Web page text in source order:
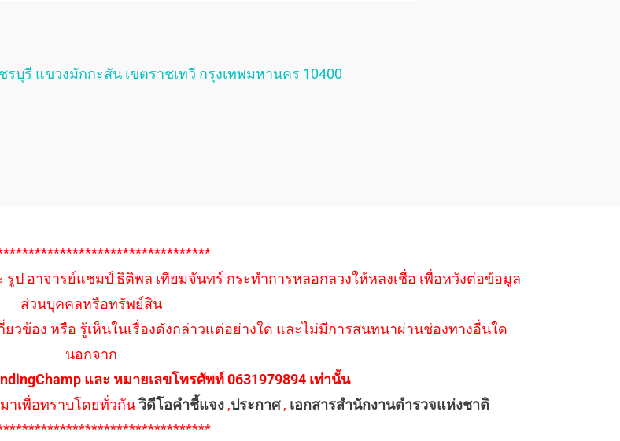
รบุรี แขวงมักกะสัน เขตราชเทวี กรุงเทพมหานคร 10400
อาจารย์แชมป์ ธิติพล เทียมจันทร์ กระทำการหลอกลวงให้หลงเชื่อ เพื่อหวังต่อข้อมูล
ส่วนบุคคลหรือทรัพย์สิน
วข้อง หรือ รู้เห็นในเรื่องดังกล่าวแต่อย่างใด และไม่มีการสนทนาผ่านช่องทางอื่นใด
นอกจาก
และ หมายเลขโทรศัพท์ 0631979894 เท่านั้น
าเพื่อทราบโดยทั่วกันวิดีโอคำชี้แจง,ประกาศ, เอกสารสำนักงานตำรวจแห่งชาติ